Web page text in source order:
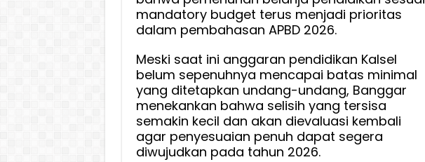
Belanja
Pendidikan
Prioritas
Dalam
Pembahasan
APBD
2026
mandatory budget terus menjadi prioritas
dalam pembahasan APBD 2026.
Meski saat ini anggaran pendidikan Kalsel
belum sepenuhnya mencapai batas minimal
yang ditetapkan undang-undang, Banggar
menekankan bahwa selisih yang tersisa
semakin kecil dan akan dievaluasi kembali
agar penyesuaian penuh dapat segera
diwujudkan pada tahun 2026.